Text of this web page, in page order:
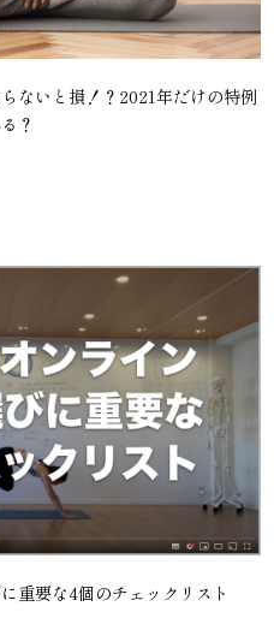
ないと損！？2021年だけの特例
？
重要な4個のチェックリスト